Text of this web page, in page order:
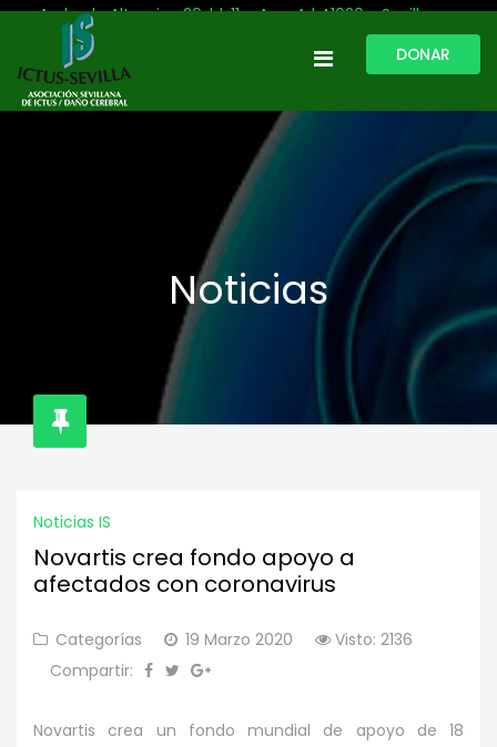
Avda. de Altamira, 29, bl. 11 – Acc. A | 41020 - Sevilla
954 513 999
ictussevilla@hotmail.com
DONAR
Noticias
Noticias IS
Novartis crea fondo apoyo a
afectados con coronavirus
Categorías 19 Marzo 2020
Visto: 2136
Compartir:
Novartis crea un fondo mundial de apoyo de 18